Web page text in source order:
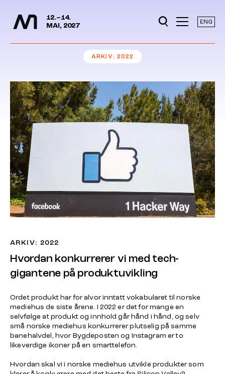
Hopp til hovedinnhold
12.–14.
MAI, 2027
ENG
ARKIV 2022
ARKIV: 2022
Hvordan konkurrerer vi med tech-
gigantene på produktuvikling
Ordet produkt har for alvor inntatt vokabularet til norske
mediehus de siste årene. I 2022 er det for mange en
selvfølge at produkt og innhold går hånd i hånd, og selv
små norske mediehus konkurrerer plutselig på samme
banehalvdel, hvor Bygdeposten og Instagram er to
likeverdige ikoner på en smarttelefon.
Hvordan skal vi i norske mediehus utvikle produkter som